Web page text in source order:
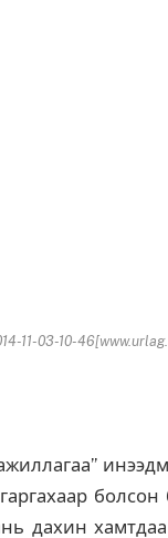
11-03-10-
дахин